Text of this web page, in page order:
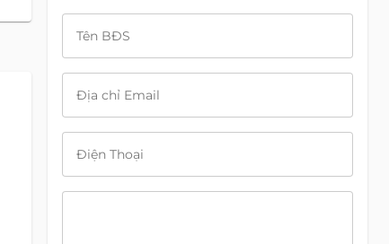
Tên BĐS
Địa chỉ Email
Điện Thoại